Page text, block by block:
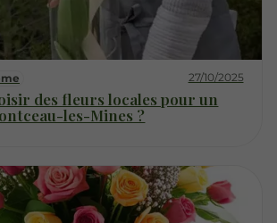
27/10/2025
des fleurs locales pour un
les-Mines ?